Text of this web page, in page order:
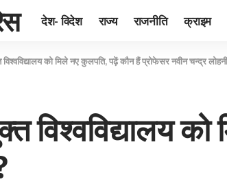
देश- विदेश राज्य राजनीति क्राइम
को मिले नए कुलपति, पढ़ें कौन हैं प्रोफेसर नवीन चन्द्र
विश्वविद्यालय